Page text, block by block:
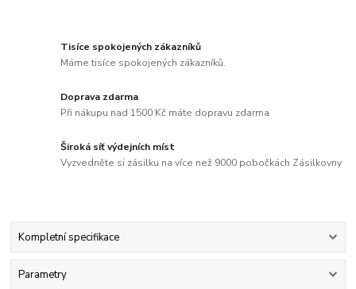
Tisíce spokojených zákazníků
Máme tisíce spokojených zákazníků.
Doprava zdarma
Při nákupu nad 1500 Kč máte dopravu zdarma
Široká síť výdejních míst
Vyzvedněte si zásilku na více než 9000 pobočkách Zásilkovny
Kompletní specifikace
Parametry